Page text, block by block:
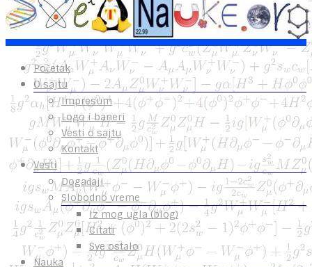
Početak
O sajtu
Impresum
Logo i baneri
Vesti o sajtu
Kontakt
Vesti
Događaji
Slobodno vreme
Iz mog ugla (blog)
Citati
Sve ostalo
Nauka